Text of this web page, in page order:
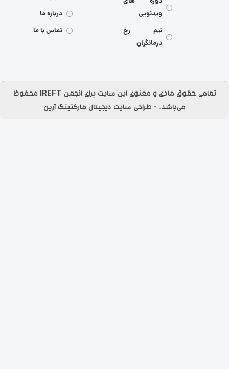
ویدئویی
نیم رخ
درمانگران
درباره ما
تماس با ما
تمامی حقوق مادی و معنوی این سایت برای انجمن IREFT محفوظ
می‌باشد.​ - طراحی سایتدیجیتال مارکتینگ آرین